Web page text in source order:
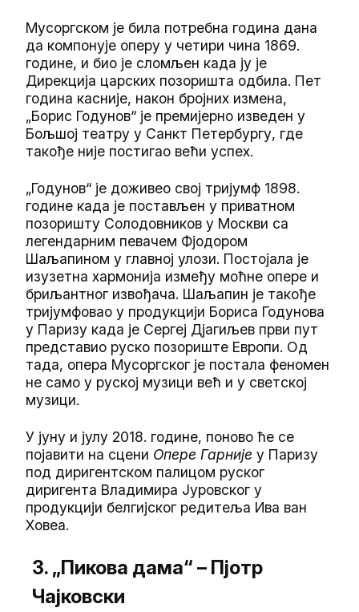
Мусоргском је била потребна година дана
да компонује оперу у четири чина 1869.
године, и био је сломљен када ју је
Дирекција царских позоришта одбила. Пет
година касније, након бројних измена,
„Борис Годунов“ је премијерно изведен у
Бољшој театру у Санкт Петербургу, где
такође није постигао већи успех.
„Годунов“ је доживео свој тријумф 1898.
године када је постављен у приватном
позоришту Солодовников у Москви са
легендарним певачем Фјодором
Шаљапином у главној улози. Постојала је
изузетна хармонија између моћне опере и
бриљантног извођача. Шаљапин је такође
тријумфовао у продукцији Бориса Годунова
у Паризу када је Сергеј Дјагиљев први пут
представио руско позориште Европи. Од
тада, опера Мусоргског је постала феномен
не само у руској музици већ и у светској
музици.
У јуну и јулу 2018. године, поново ће се
појавити на сцени Опере Гарније у Паризу
под диригентском палицом руског
диригента Владимира Јуровског у
продукцији белгијског редитеља Ива ван
Ховеа.
3. „Пикова дама“ – Пјотр
Чајковски